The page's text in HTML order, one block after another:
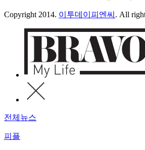
Copyright 2014. 이투데이피엔씨 . All
전체뉴스
피플